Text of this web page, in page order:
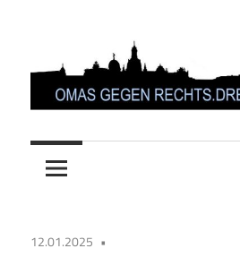
springen
OMAS
GEGEN
12.01.2025